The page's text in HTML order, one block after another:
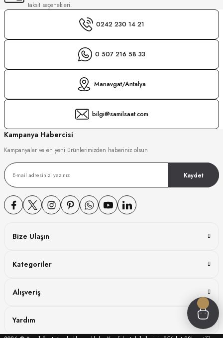
taksit seçenekleri.
0242 230 14 21
0 507 216 58 33
Manavgat/Antalya
bilgi@samilsaat.com
Kampanya Habercisi
Kampanyalar ve en yeni ürünlerimizden haberiniz olsun
Kaydet
Bize Ulaşın
Kategoriler
Alışveriş
Yardım
WATCH
WATCH